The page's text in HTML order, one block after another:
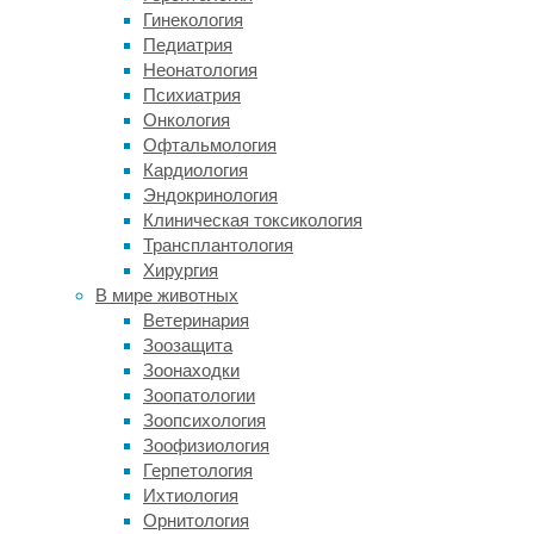
Гинекология
Педиатрия
Неонатология
Психиатрия
Онкология
Офтальмология
Кардиология
Эндокринология
Клиническая токсикология
Трансплантология
Хирургия
В мире животных
Ветеринария
Зоозащита
Зоонаходки
Зоопатологии
Зоопсихология
Зоофизиология
Герпетология
Ихтиология
Орнитология
прямо
сейчас,
непростая
задача.
Но
эта
способность
помогает
нам
предсказывать
поведение
других,
строить
планы
принимать
решения.
Есть
ли
она